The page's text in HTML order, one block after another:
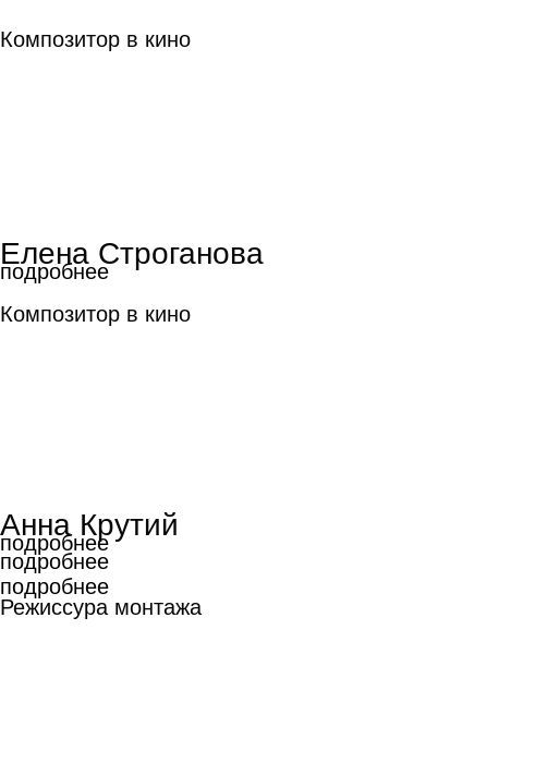
подробнее
подробнее
подробнее
Композитор в кино
подробнее
Елена Строганова
Композитор в кино
Анна Крутий
Режиссура монтажа